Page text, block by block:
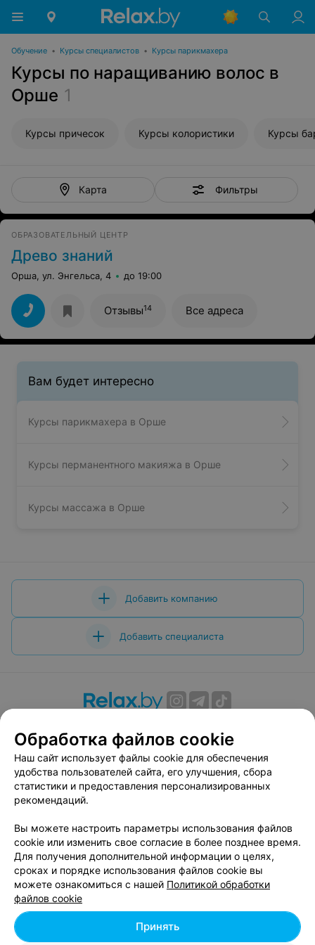
Обучение • Курсы специалистов • Курсы парикмахера
Курсы по наращиванию волос в
Орше 1
Курсы причесок Курсы колористики Курсы
Карта Фильтры
ОБРАЗОВАТЕЛЬНЫЙ ЦЕНТР
Древо знаний
Орша, ул. Энгельса, 4 до 19:00
Отзывы14 Все адреса
Вам будет интересно
Курсы парикмахера в Орше
Курсы перманентного макияжа в Орше
Курсы массажа в Орше
Добавить компанию
Добавить специалиста
Вакансии
Публичный договор
Способы оплаты
Публичный договор по использованию сервиса
«Афиша»
Пользовательское соглашение
Связаться по вопросам сотрудничества
Написать руководителю relax.by
Персональные настройки cookie
Обработка персональных данных
Обработка файлов cookie
Наш сайт использует файлы cookie для обеспечения
удобства пользователей сайта, его улучшения, сбора
статистики и предоставления персонализированных
рекомендаций.
Вы можете настроить параметры использования файлов
cookie или изменить свое согласие в более позднее время.
Для получения дополнительной информации о целях,
сроках и порядке использования файлов cookie вы
можете ознакомиться с нашей Политикой обработки
файлов cookie
Принять